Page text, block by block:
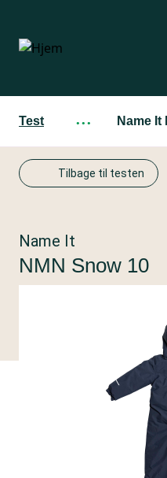
hovedindhold
Test ··· Name It
Tilbage til testen
Name It
NMN Snow 10